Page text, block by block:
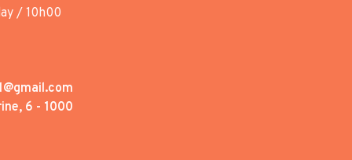
/ 10h00
6 - 1000